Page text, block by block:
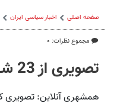
صفحه اصلی اخبار سیاسی ایران
مجموع نظرات: ۰
تصویری از 23 شهید دفاع مقدس